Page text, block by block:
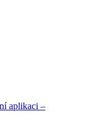
aplikaci –